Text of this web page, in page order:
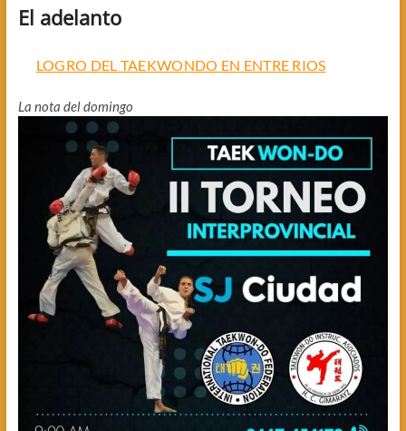
El adelanto
LOGRO DEL TAEKWONDO EN ENTRE RIOS
La nota del domingo